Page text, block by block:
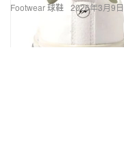
Footwear 球鞋 2026年3月9日